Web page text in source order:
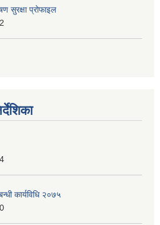
सुरक्षा प्रोफाइल
कार्यविधि २०७५